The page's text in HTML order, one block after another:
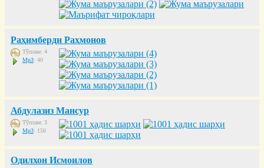
Раҳимберди Раҳмонов
Тўплам: 4
Mp3: 40
Абдулазиз Мансур
Тўплам: 3
Mp3: 150
Одилхон Исмоилов